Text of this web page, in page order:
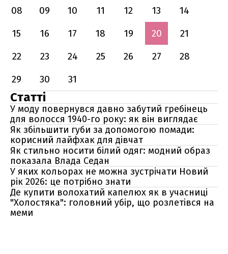
08
09 10 11 12 13
14
15
16 17 18 19 20
21
22
23 24 25 26 27
28
29
30 31
Статті
У моду повернувся давно забутий гребінець
для волосся 1940-го року: як він виглядає
Як збільшити губи за допомогою помади:
корисний лайфхак для дівчат
Як стильно носити білий одяг: модний образ
показала Влада Седан
У яких кольорах не можна зустрічати Новий
рік 2026: це потрібно знати
Де купити волохатий капелюх як в учасниці
"Холостяка": головний убір, що розлетівся на
меми